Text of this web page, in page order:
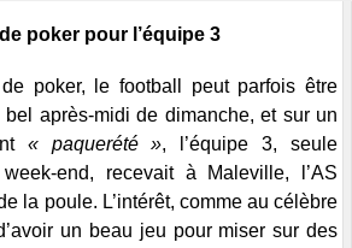
poker pour l’équipe 3
poker, le football peut parfois être
après-midi de dimanche, et sur un
« paquerété », l’équipe 3, seule
end, recevait à Maleville, l’AS
la poule. L’intérêt, comme au célèbre
un beau jeu pour miser sur des